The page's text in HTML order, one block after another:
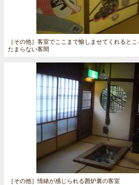
［その他］ 客室でここまで愉しませてくれると
たまらない客間
［その他］情緒が感じられる囲炉裏の客室